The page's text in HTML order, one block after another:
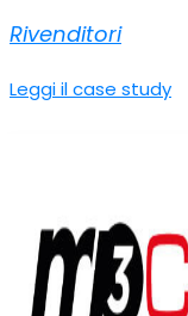
Rivenditori
Leggi il case study